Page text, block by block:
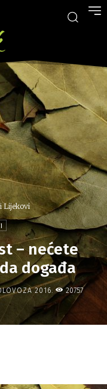
Lijekovi
– nećete
događa
2016. 20757